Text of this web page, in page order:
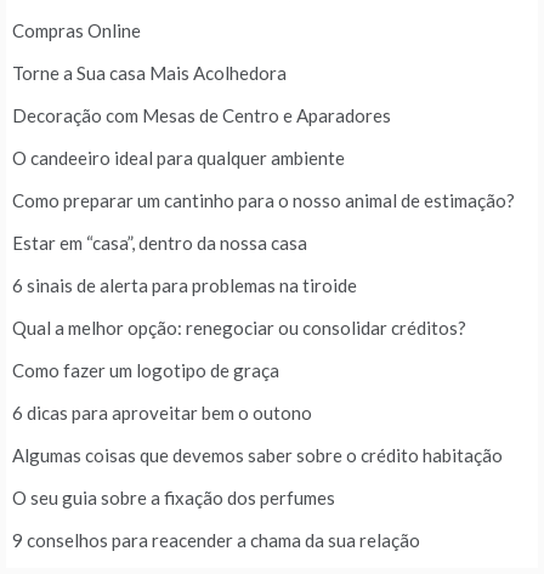
Compras Online
Torne a Sua casa Mais Acolhedora
Decoração com Mesas de Centro e Aparadores
O candeeiro ideal para qualquer ambiente
Como preparar um cantinho para o nosso animal de estimação?
Estar em “casa”, dentro da nossa casa
6 sinais de alerta para problemas na tiroide
Qual a melhor opção: renegociar ou consolidar créditos?
Como fazer um logotipo de graça
6 dicas para aproveitar bem o outono
Algumas coisas que devemos saber sobre o crédito habitação
O seu guia sobre a fixação dos perfumes
9 conselhos para reacender a chama da sua relação